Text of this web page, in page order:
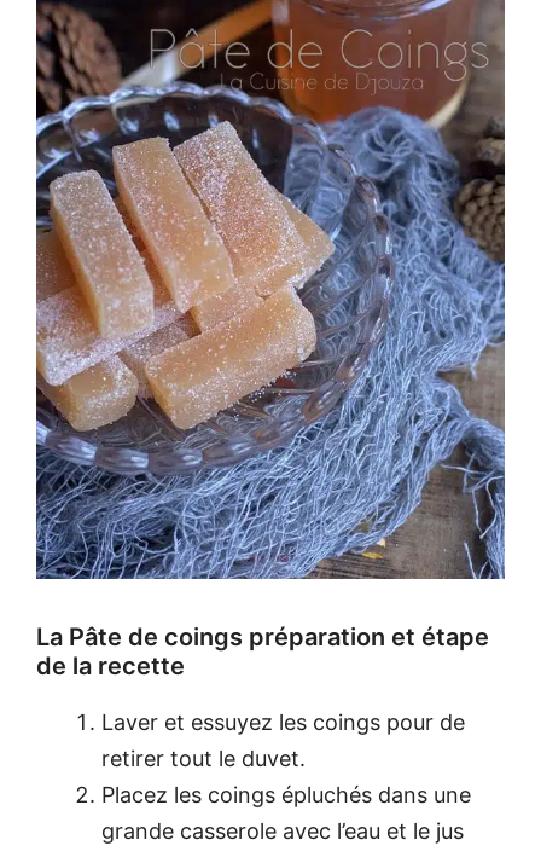
La Pâte de coings préparation et étape
de la recette
Laver et essuyez les coings pour de
retirer tout le duvet.
Placez les coings épluchés dans une
grande casserole avec l’eau et le jus